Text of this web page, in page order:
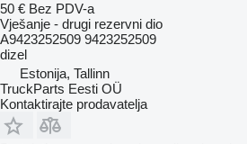
50 € Bez PDV-a
Vješanje - drugi rezervni dio
A9423252509 9423252509
dizel
Estonija, Tallinn
TruckParts Eesti OÜ
Kontaktirajte prodavatelja